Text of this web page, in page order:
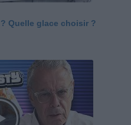
Quelle glace choisir ?